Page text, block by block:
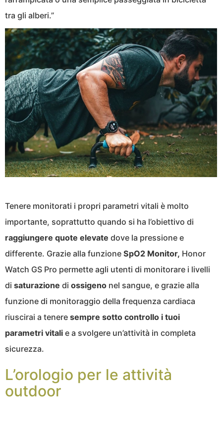
tra gli alberi.”
Tenere monitorati i propri parametri vitali è molto
importante, soprattutto quando si ha l’obiettivo di
raggiungere quote elevate dove la pressione e
differente. Grazie alla funzione SpO2 Monitor, Honor
Watch GS Pro permette agli utenti di monitorare i livelli
di saturazione di ossigeno nel sangue, e grazie alla
funzione di monitoraggio della frequenza cardiaca
riuscirai a tenere sempre sotto controllo i tuoi
parametri vitali e a svolgere un’attività in completa
sicurezza.
L’orologio per le attività
outdoor